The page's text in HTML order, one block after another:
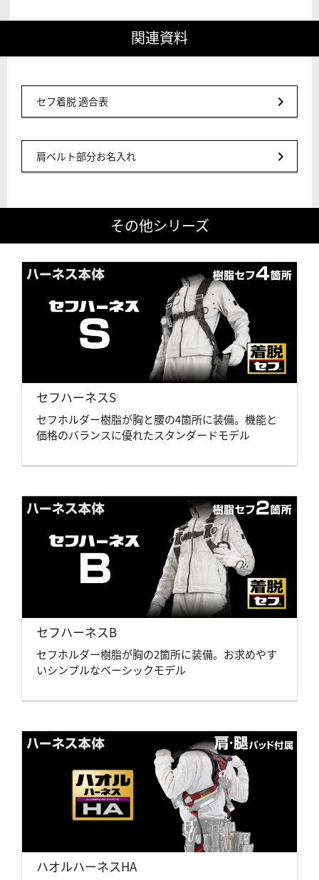
関連資料
セフ着脱 適合表
肩ベルト部分お名入れ
その他シリーズ
セフハーネスS
セフホルダー樹脂が胸と腰の4箇所に装備。機能と
価格のバランスに優れたスタンダードモデル
セフハーネスB
セフホルダー樹脂が胸の2箇所に装備。お求めやす
いシンプルなベーシックモデル
ハオルハーネスHA